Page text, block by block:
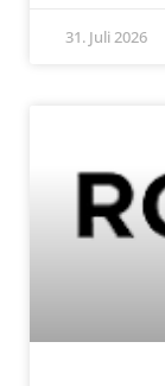
31. Juli 2026